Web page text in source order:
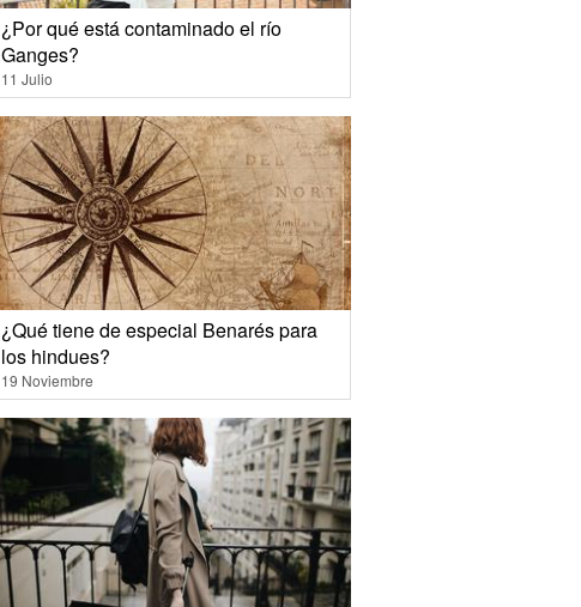
¿Por qué está contaminado el río
Ganges?
11 Julio
¿Qué tiene de especial Benarés para
los hindues?
19 Noviembre